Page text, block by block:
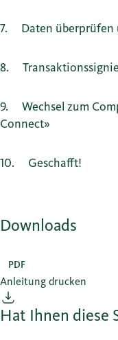
7 Daten überprüfen
8
9
Wechsel zum
Connect»
10 Geschafft!
Downloads
PDF
Anleitung drucken
Hat Ihnen diese